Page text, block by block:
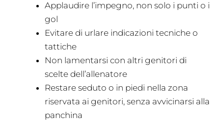
Applaudire l’impegno, non solo i punti o i
gol
Evitare di urlare indicazioni tecniche o
tattiche
Non lamentarsi con altri genitori di
scelte dell’allenatore
Restare seduto o in piedi nella zona
riservata ai genitori, senza avvicinarsi alla
panchina